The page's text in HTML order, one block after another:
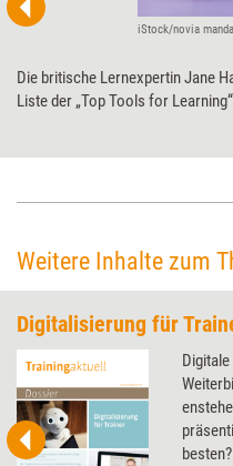
iStock/novia
Die britische Lernexpertin Jane
Liste der „Top Tools for
Weitere Inhalte zum
Digitalisierung für